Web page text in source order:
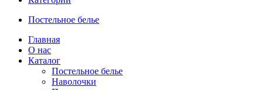
Постельное белье
Главная
О нас
Каталог
Постельное белье
Наволочки